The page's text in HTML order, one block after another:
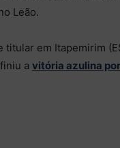
Leão.
em Itapemirim
a vitória azulina